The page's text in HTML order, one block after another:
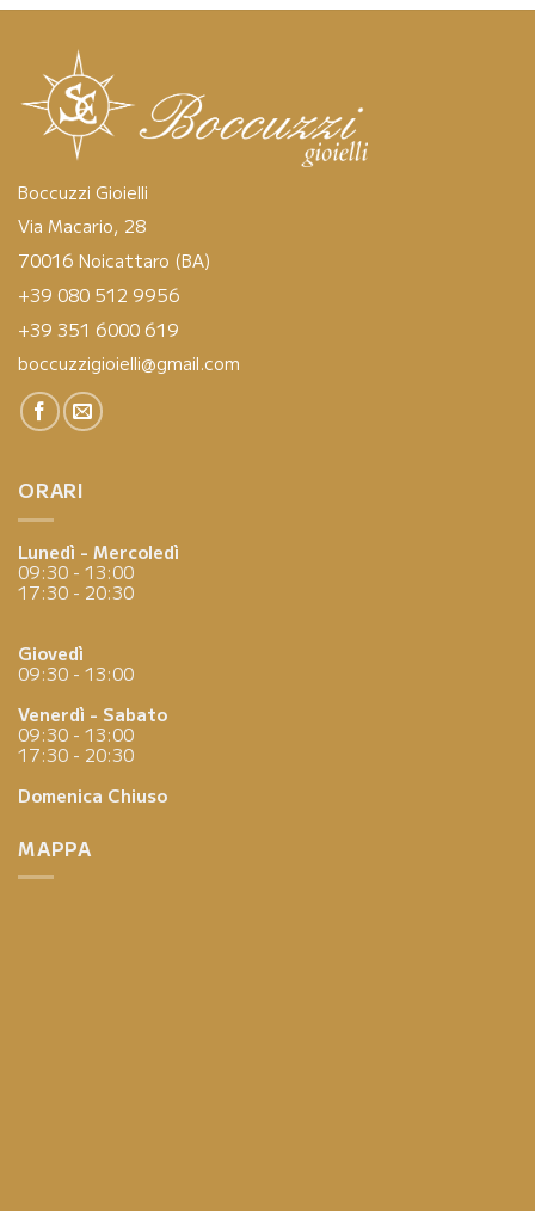
Boccuzzi Gioielli
Via Macario, 28
70016 Noicattaro (BA)
+39 080 512 9956
+39 351 6000 619
boccuzzigioielli@gmail.com
ORARI
Lunedì - Mercoledì
09:30 - 13:00
17:30 - 20:30
Giovedì
09:30 - 13:00
Venerdì - Sabato
09:30 - 13:00
17:30 - 20:30
Domenica Chiuso
MAPPA